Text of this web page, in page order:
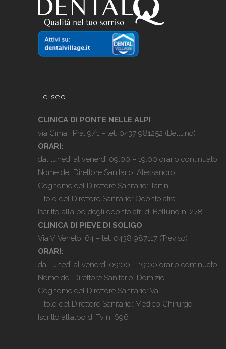
Le sedi
CLINICA DI PONTE NELLE ALPI
via Cima i Prà, 9/1 – tel. 0437 981252 (Belluno)
ORARI:
dal lunedì al venerdì 09:00 – 19:00 orario continuato
Nome del Direttore Sanitario: Alessandro
Cognome del Direttore Sanitario: Tartini
Titolo del Direttore Sanitario: Odontoiatra
Iscritto all’albo degli odontoiatri di Belluno n. 278
CLINICA DI PIEVE DI SOLIGO
Via V. Veneto, 64 – tel. 0438 987117 (Treviso)
ORARI:
dal lunedì al venerdì 09:00 – 19:00 orario continuato
Nome del Direttore Sanitario: Domizio
Cognome del Direttore Sanitario: Val
Titolo del Direttore Sanitario: Medico Chirurgo
Iscritto all’albo di Tv n. 696